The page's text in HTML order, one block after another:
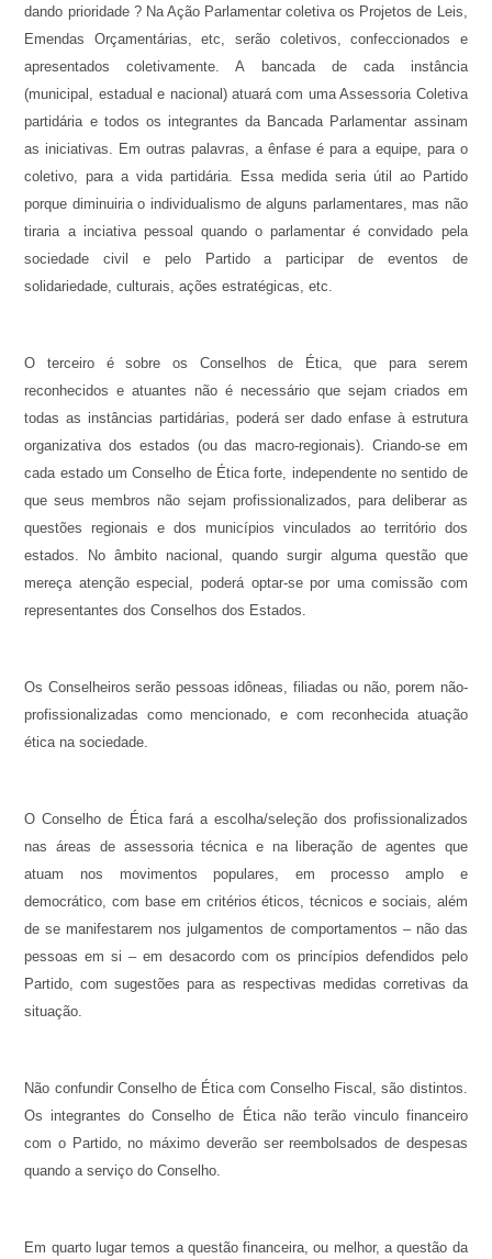
dando prioridade ? Na Ação Parlamentar coletiva os Projetos de Leis,
Emendas Orçamentárias, etc, serão coletivos, confeccionados e
apresentados coletivamente. A bancada de cada instância
(municipal, estadual e nacional) atuará com uma Assessoria Coletiva
partidária e todos os integrantes da Bancada Parlamentar assinam
as iniciativas. Em outras palavras, a ênfase é para a equipe, para o
coletivo, para a vida partidária. Essa medida seria útil ao Partido
porque diminuiria o individualismo de alguns parlamentares, mas não
tiraria a inciativa pessoal quando o parlamentar é convidado pela
sociedade civil e pelo Partido a participar de eventos de
solidariedade, culturais, ações estratégicas, etc.
O terceiro é sobre os Conselhos de Ética, que para serem
reconhecidos e atuantes não é necessário que sejam criados em
todas as instâncias partidárias, poderá ser dado enfase à estrutura
organizativa dos estados (ou das macro-regionais). Criando-se em
cada estado um Conselho de Ética forte, independente no sentido de
que seus membros não sejam profissionalizados, para deliberar as
questões regionais e dos municípios vinculados ao território dos
estados. No âmbito nacional, quando surgir alguma questão que
mereça atenção especial, poderá optar-se por uma comissão com
representantes dos Conselhos dos Estados.
Os Conselheiros serão pessoas idôneas, filiadas ou não, porem não-
profissionalizadas como mencionado, e com reconhecida atuação
ética na sociedade.
O Conselho de Ética fará a escolha/seleção dos profissionalizados
nas áreas de assessoria técnica e na liberação de agentes que
atuam nos movimentos populares, em processo amplo e
democrático, com base em critérios éticos, técnicos e sociais, além
de se manifestarem nos julgamentos de comportamentos – não das
pessoas em si – em desacordo com os princípios defendidos pelo
Partido, com sugestões para as respectivas medidas corretivas da
situação.
Não confundir Conselho de Ética com Conselho Fiscal, são distintos.
Os integrantes do Conselho de Ética não terão vinculo financeiro
com o Partido, no máximo deverão ser reembolsados de despesas
quando a serviço do Conselho.
Em quarto lugar temos a questão financeira, ou melhor, a questão da